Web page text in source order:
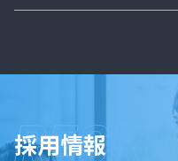
採用情報